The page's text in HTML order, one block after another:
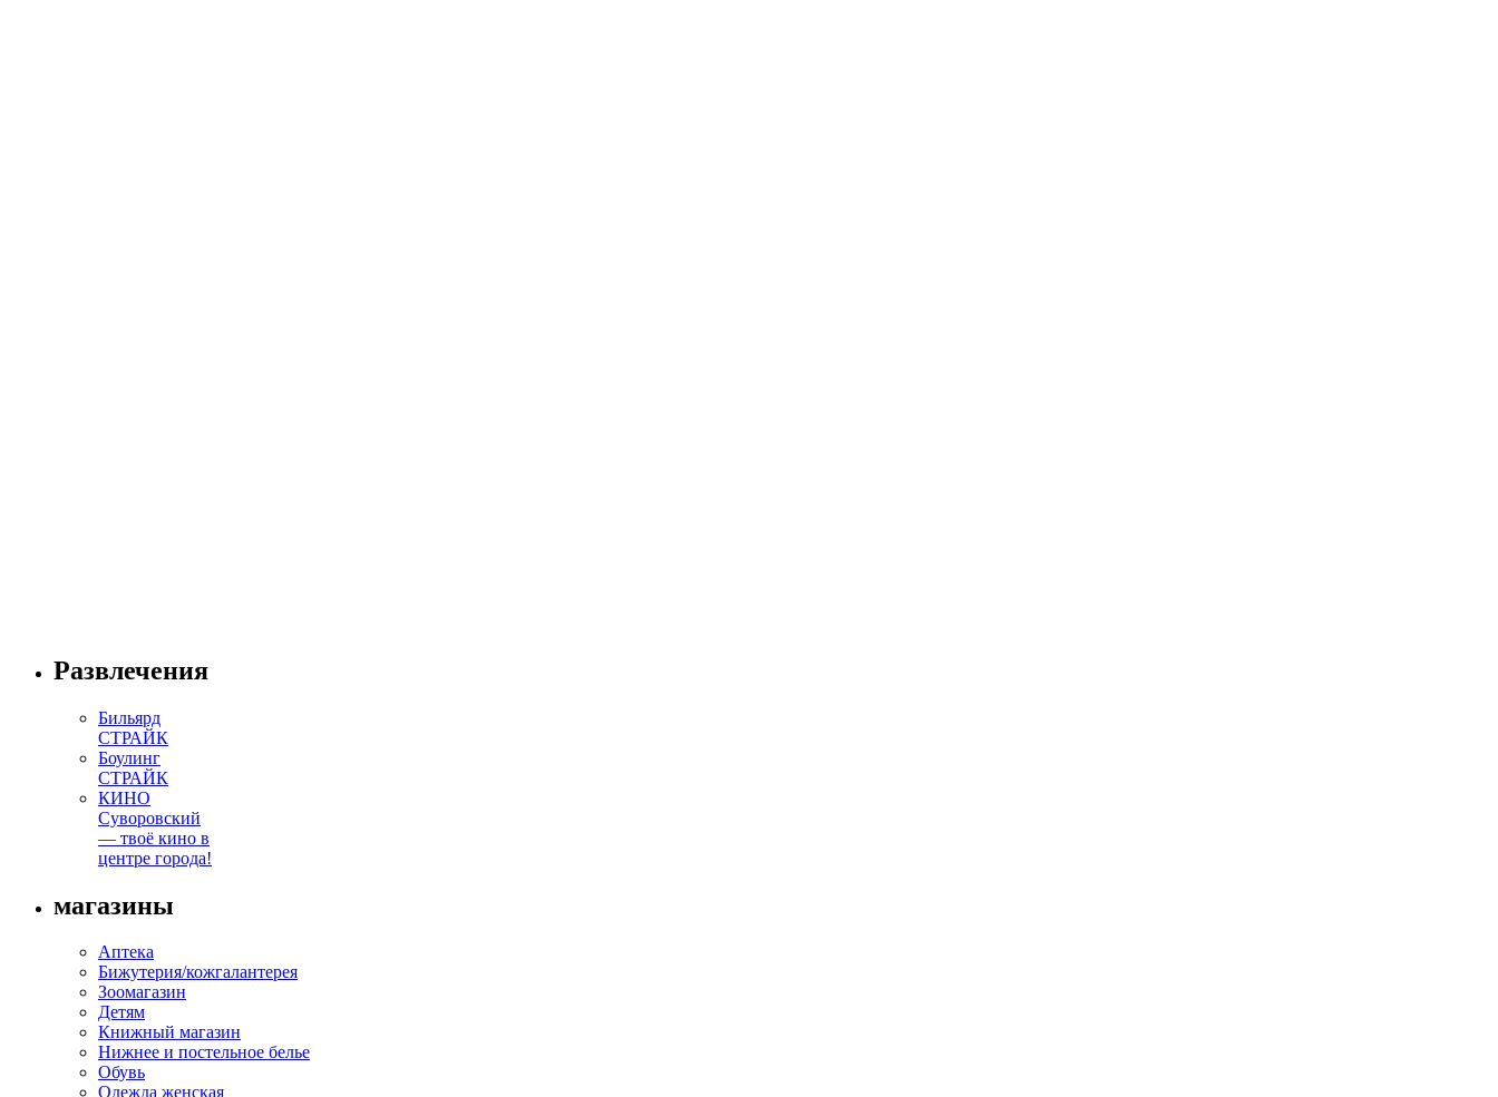
Развлечения
Бильярд
СТРАЙК
Боулинг
СТРАЙК
КИНО
Суворовский
— твоё кино в
центре города!
магазины
Аптека
Бижутерия/кожгалантерея
Зоомагазин
Детям
Книжный магазин
Нижнее и постельное белье
Обувь
Одежда женская